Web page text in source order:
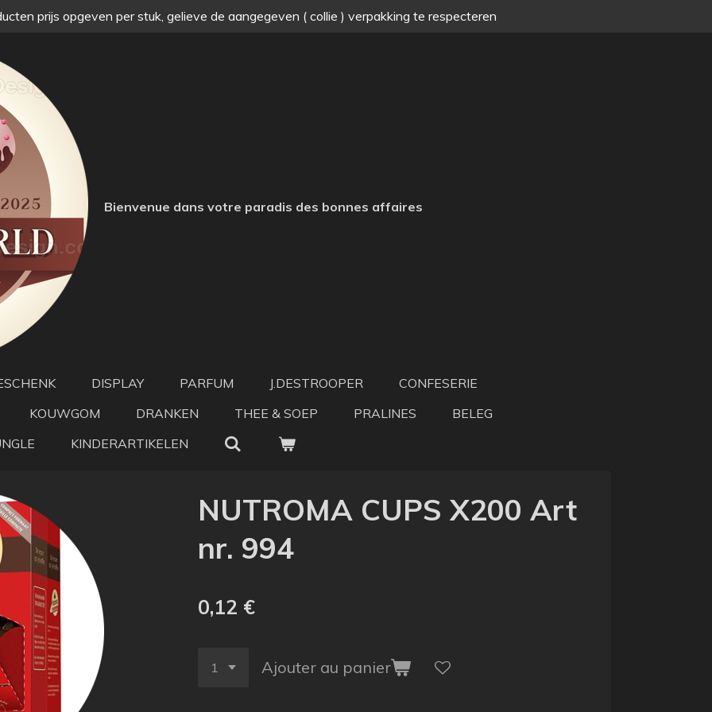
prijs opgeven per stuk, gelieve de aangegeven ( collie ) verpakking te respecteren
Bienvenue dans votre paradis des bonnes affaires
DISPLAY PARFUM J.DESTROOPER
CONFESERIE
KOUWGOM DRANKEN THEE & SOEP PRALINES
BELEG
KINDERARTIKELEN
NUTROMA CUPS X200 Art
nr. 994
0,12 €
Ajouter au panier